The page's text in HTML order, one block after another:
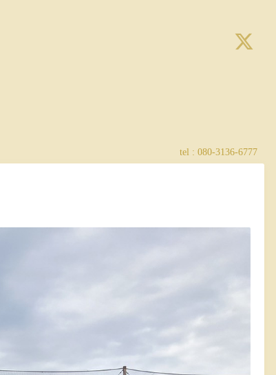
tel : 080-3136-6777